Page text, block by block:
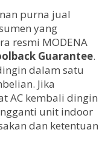
purna jual
yang
resmi MODENA
Guarantee.
dalam satu
Jika
AC kembali dingin
unit indoor
dan ketentuan